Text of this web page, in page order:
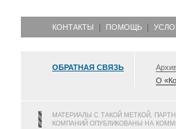
КОНТАКТЫ ПОМОЩЬ
ОБРАТНАЯ СВЯЗЬ
О
МАТЕРИАЛЫ С ТАКОЙ МЕТКОЙ,
КОМПАНИЙ ОПУБЛИКОВАНЫ НА